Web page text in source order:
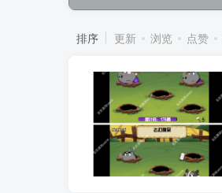
排序 更新 浏览 点赞